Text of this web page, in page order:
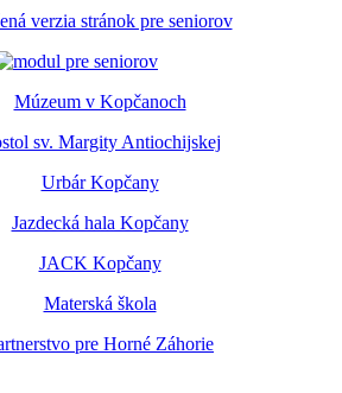
verzia stránok pre seniorov
Múzeum v Kopčanoch
sv. Margity Antiochijskej
Urbár Kopčany
Jazdecká hala Kopčany
JACK Kopčany
Materská škola
pre Horné Záhorie